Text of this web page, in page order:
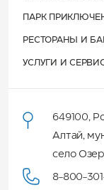
ПАРК
РЕСТОРАНЫ И
УСЛУГИ И
649100,
Алтай,
село
8-800-